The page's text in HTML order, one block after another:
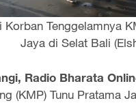
Korban Tenggelamnya
Jaya di Selat Bali
Radio Bharata
(KMP) Tunu Pratama